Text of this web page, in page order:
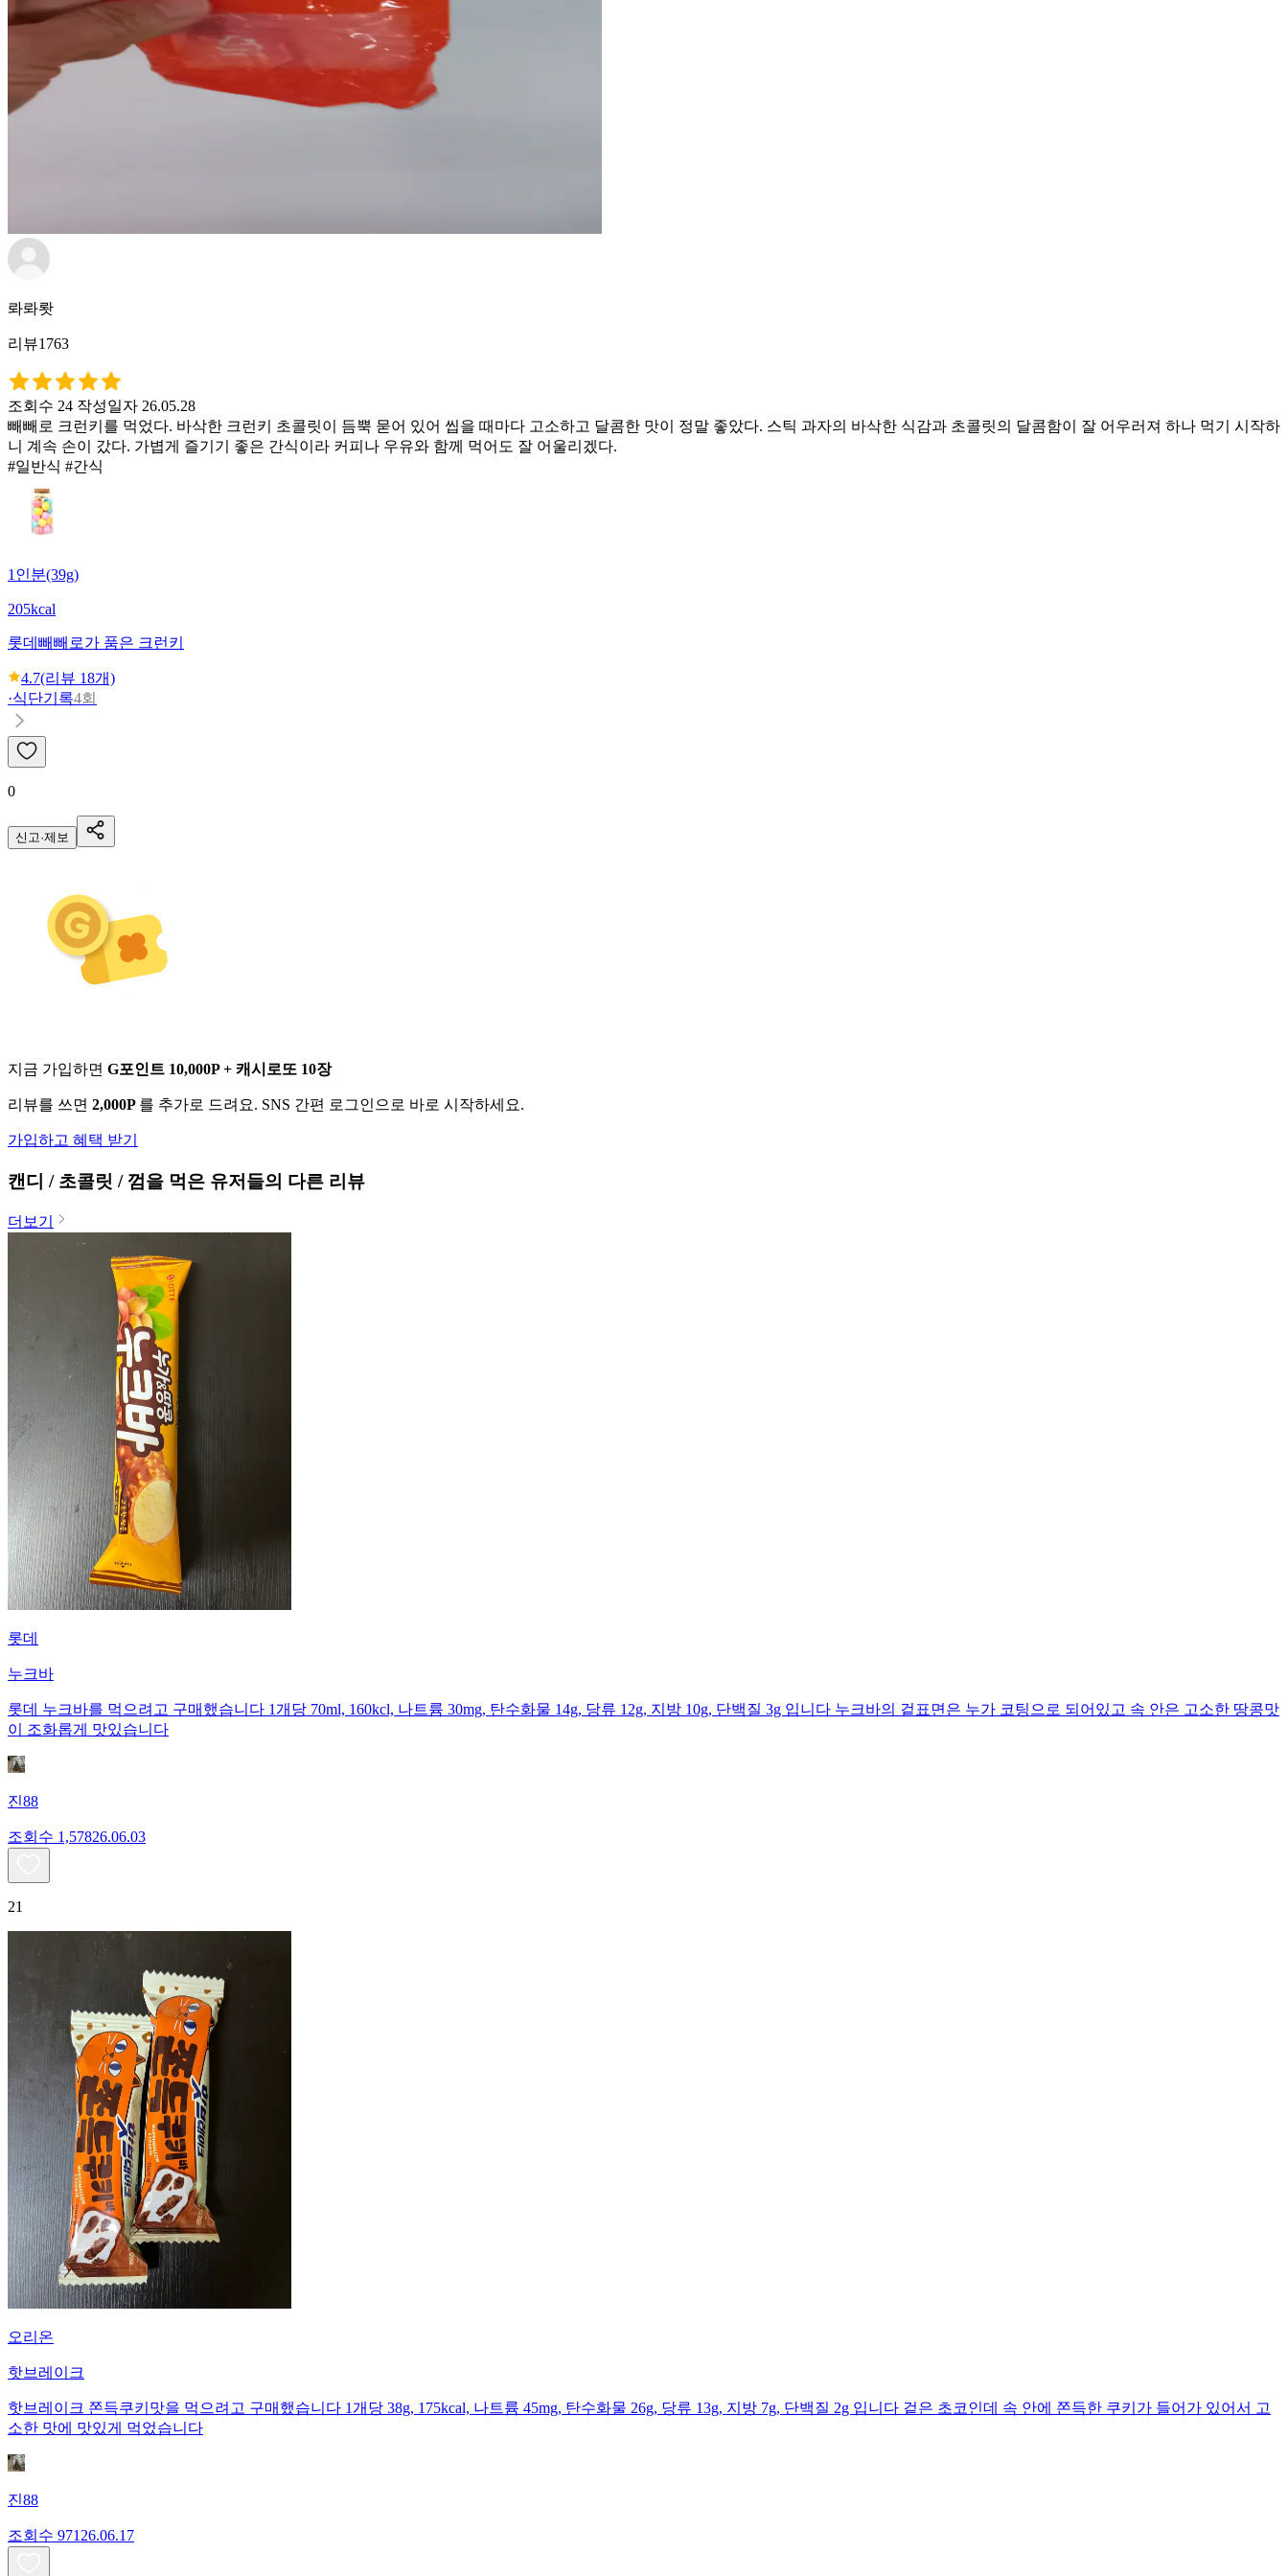
롸롸뢋
리뷰1763
조회수 24 작성일자 26.05.28
빼빼로 크런키를 먹었다. 바삭한 크런키 초콜릿이 듬뿍 묻어 있어 씹을 때마다 고소하고 달콤한 맛이 정말 좋았다. 스틱 과자의 바삭한 식감과 초콜릿의 달콤함이 잘 어우러져 하나 먹기 시작하
니 계속 손이 갔다. 가볍게 즐기기 좋은 간식이라 커피나 우유와 함께 먹어도 잘 어울리겠다.
#일반식 #간식
1인분(39g)
205kcal
롯데 빼빼로가 품은 크런키
4.7(리뷰 18개)
·식단기록4회
0
신고·제보
지금 가입하면 G포인트 10,000P + 캐시로또 10장
리뷰를 쓰면 2,000P 를 추가로 드려요. SNS 간편 로그인으로 바로 시작하세요.
가입하고 혜택 받기
캔디 / 초콜릿 / 껌을 먹은 유저들의 다른 리뷰
더보기
롯데
누크바
롯데 누크바를 먹으려고 구매했습니다 1개당 70ml, 160kcl, 나트륨 30mg, 탄수화물 14g, 당류 12g, 지방 10g, 단백질 3g 입니다 누크바의 겉표면은 누가 코팅으로 되어있고 속 안은 고소한 땅콩맛
이 조화롭게 맛있습니다
진88
조회수 1,57826.06.03
21
오리온
핫브레이크
핫브레이크 쫀득쿠키맛을 먹으려고 구매했습니다 1개당 38g, 175kcal, 나트륨 45mg, 탄수화물 26g, 당류 13g, 지방 7g, 단백질 2g 입니다 겉은 초코인데 속 안에 쫀득한 쿠키가 들어가 있어서 고
소한 맛에 맛있게 먹었습니다
진88
조회수 971 26.06.17